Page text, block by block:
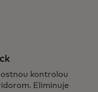
kontrolou
Eliminuje